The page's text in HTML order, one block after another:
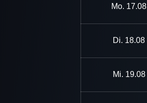
Mo. 17.08
Di. 18.08
Mi. 19.08